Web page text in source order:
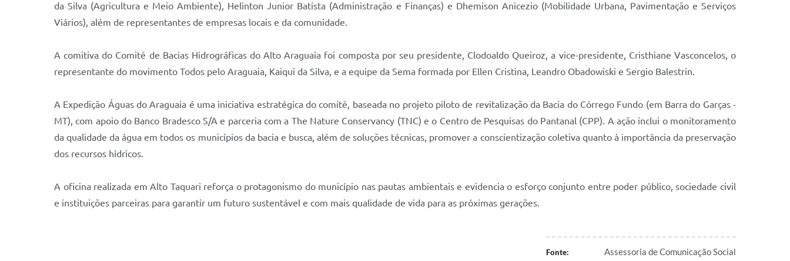
da Silva (Agricultura e Meio Ambiente), Helinton Junior Batista (Administração e Finanças) e Dhemison Anicezio (Mobilidade Urbana, Pavimentação e Serviços
Viários), além de representantes de empresas locais e da comunidade.
A comitiva do Comitê de Bacias Hidrográficas do Alto Araguaia foi composta por seu presidente, Clodoaldo Queiroz, a vice-presidente, Cristhiane Vasconcelos, o
representante do movimento Todos pelo Araguaia, Kaiqui da Silva, e a equipe da Sema formada por Ellen Cristina, Leandro Obadowiski e Sergio Balestrin.
A Expedição Águas do Araguaia é uma iniciativa estratégica do comitê, baseada no projeto piloto de revitalização da Bacia do Córrego Fundo (em Barra do Garças -
MT), com apoio do Banco Bradesco S/A e parceria com a The Nature Conservancy (TNC) e o Centro de Pesquisas do Pantanal (CPP). A ação inclui o monitoramento
da qualidade da água em todos os municípios da bacia e busca, além de soluções técnicas, promover a conscientização coletiva quanto à importância da preservação
dos recursos hídricos.
A oficina realizada em Alto Taquari reforça o protagonismo do município nas pautas ambientais e evidencia o esforço conjunto entre poder público, sociedade civil
e instituições parceiras para garantir um futuro sustentável e com mais qualidade de vida para as próximas gerações.
Fonte: Assessoria de Comunicação Social